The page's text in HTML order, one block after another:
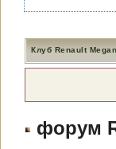
Клуб Renault
форум